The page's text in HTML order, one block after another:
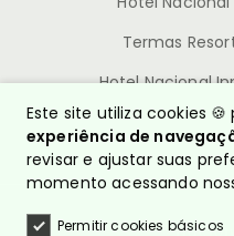
Termas
Hotel Nacional
Este site utiliza cookies 🍪
experiência de
revisar e ajustar suas
momento acessando
Permitir cookies básicos